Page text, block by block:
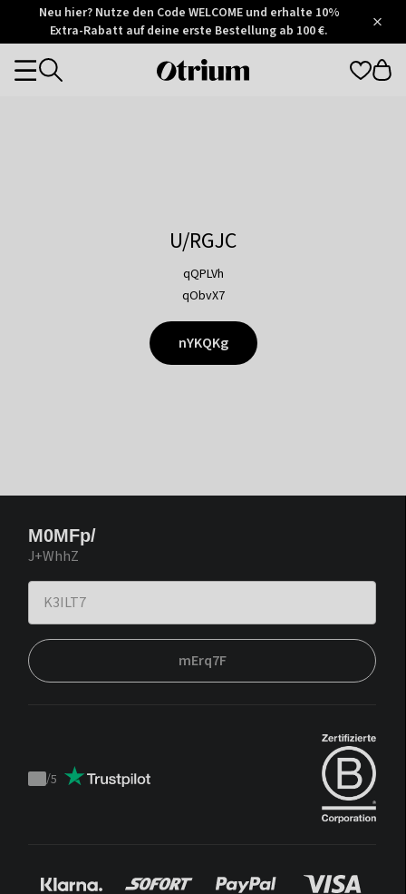
Otrium
Trustpilot
Neu hier? Nutze den Code WELCOME und erhalte 10%
Extra-Rabatt auf deine erste Bestellung ab 100 €.
Otrium
Categories
U/RGJC
qQPLVh
qObvX7
nYKQKg
M0MFp/
J+WhhZ
mErq7F
Trustpilot
/5